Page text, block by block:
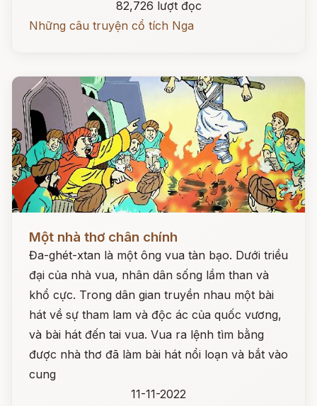
82,726 lượt đọc
Những câu truyện cổ tích Nga
Một nhà thơ chân chính
Đa-ghét-xtan là một ông vua tàn bạo. Dưới triều
đại của nhà vua, nhân dân sống lầm than và
khổ cực. Trong dân gian truyền nhau một bài
hát về sự tham lam và độc ác của quốc vương,
và bài hát đến tai vua. Vua ra lệnh tìm bằng
được nhà thơ đã làm bài hát nổi loạn và bắt vào
cung
11-11-2022